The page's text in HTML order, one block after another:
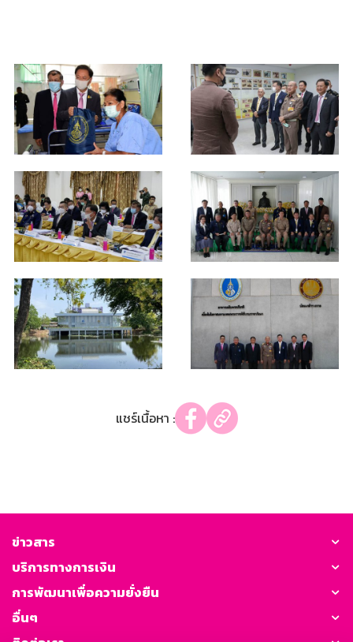
แชร์เนื้อหา :
ข่าวสาร
บริการทางการเงิน
การพัฒนาเพื่อความยั่งยืน
อื่นๆ